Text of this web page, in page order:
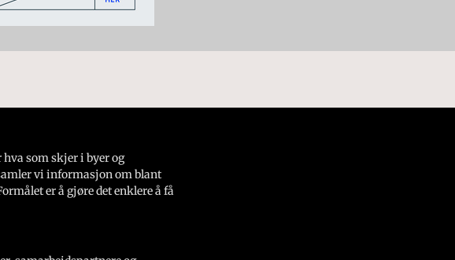
som skjer i byer og
vi informasjon om blant
er å gjøre det enklere å få